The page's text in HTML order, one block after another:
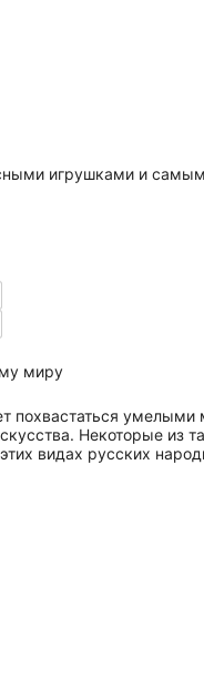
игрушками и
миру
похвастаться
Некоторые из
видах русских